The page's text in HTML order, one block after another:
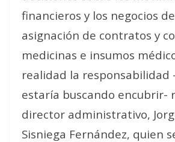
financieros y los negocios
asignación de contratos y
medicinas e insumos
realidad la responsabilidad
estaría buscando encubrir-
director administrativo,
Sisniega Fernández, quien